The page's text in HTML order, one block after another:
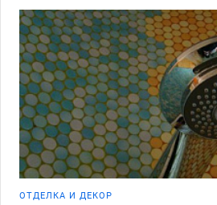
ОТДЕЛКА И ДЕКОР